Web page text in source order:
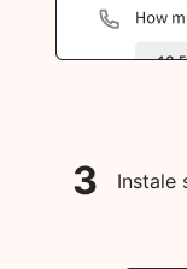
3 Instale